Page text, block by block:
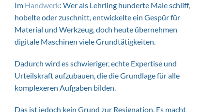
Im Handwerk: Wer als Lehrling hunderte Male schliff,
hobelte oder zuschnitt, entwickelte ein Gespür für
Material und Werkzeug, doch heute übernehmen
digitale Maschinen viele Grundtätigkeiten.
Dadurch wird es schwieriger, echte Expertise und
Urteilskraft aufzubauen, die die Grundlage für alle
komplexeren Aufgaben bilden.
Das ist jedoch kein Grund zur Resignation. Es macht